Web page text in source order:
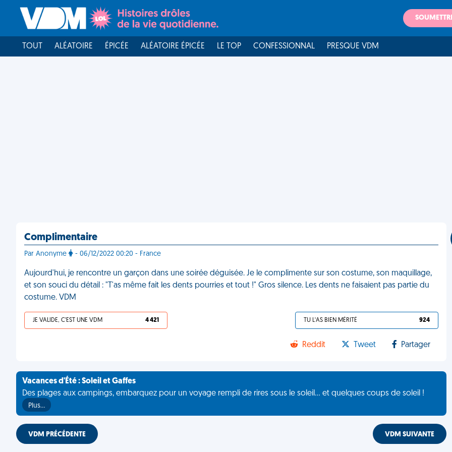
TOUT ALÉATOIRE ÉPICÉE ALÉATOIRE ÉPICÉE LE TOP CONFESSIONNAL PRESQUE VDM
Complimentaire
Par Anonyme - 06/12/2022 00:20 - France
Aujourd'hui, je rencontre un garçon dans une soirée déguisée. Je le complimente sur son costume, son maquillage,
et son souci du détail : "T'as même fait les dents pourries et tout !" Gros silence. Les dents ne faisaient pas partie du
costume. VDM
JE VALIDE, C'EST UNE VDM 4 421 TU L'AS BIEN MÉRITÉ 924
Reddit Tweet Partager
Vacances d'Été : Soleil et Gaffes
Des plages aux campings, embarquez pour un voyage rempli de rires sous le soleil... et quelques coups de soleil !
Plus…
VDM PRÉCÉDENTE VDM SUIVANTE